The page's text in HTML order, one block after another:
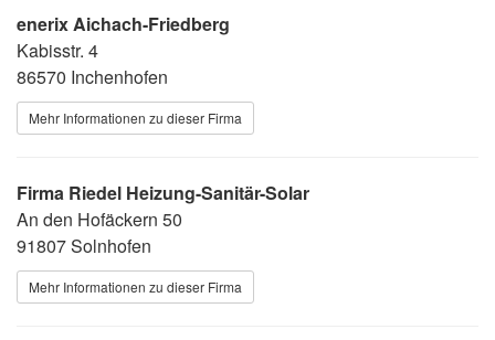
enerix Aichach-Friedberg
Kabisstr. 4
86570 Inchenhofen
Mehr Informationen zu dieser Firma
Firma Riedel Heizung-Sanitär-Solar
An den Hofäckern 50
91807 Solnhofen
Mehr Informationen zu dieser Firma